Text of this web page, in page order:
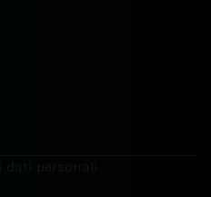
dati personali